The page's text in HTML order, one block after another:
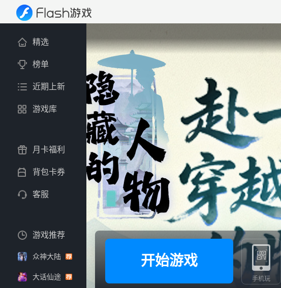
开始游戏
手机玩
精选
榜单
近期上新
游戏库
月卡福利
背包卡券
客服
游戏推荐
众神大陆
大话仙途